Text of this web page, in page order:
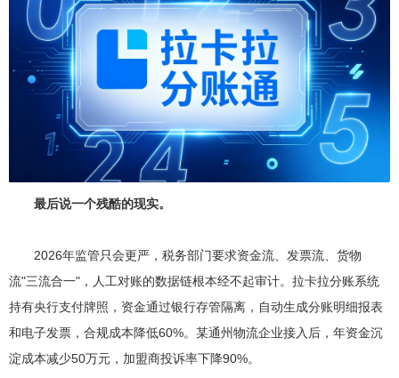
最后说一个残酷的现实。
2026年监管只会更严，税务部门要求资金流、发票流、货物
流"三流合一"，人工对账的数据链根本经不起审计。拉卡拉分账系统
持有央行支付牌照，资金通过银行存管隔离，自动生成分账明细报表
和电子发票，合规成本降低60%。某通州物流企业接入后，年资金沉
淀成本减少50万元，加盟商投诉率下降90%。